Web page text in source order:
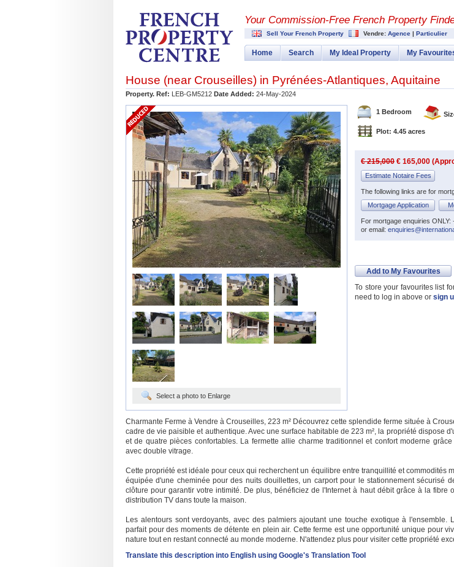
Your Commission-Free French Property
Sell Your French Property Vendre: Agence | Particulier
Home Search My Ideal Property My
House (near Crouseilles) in Pyrénées-Atlantiques, Aquitaine
Property. Ref: LEB-GM5212 Date Added: 24-May-2024
Select a photo to Enlarge
1 Bedroom
Plot: 4.45 acres
€ 215,000 € 165,000
Estimate Notaire Fees
The following links are for
Mortgage Application
For mortgage enquiries ONLY:
or email:
Add to My Favourites
To store your favourites list
need to log in above or sign
Charmante Ferme à Vendre à Crouseilles, 223 m² Découvrez cette splendide ferme située à
cadre de vie paisible et authentique. Avec une surface habitable de 223 m², la propriété dispose
et de quatre pièces confortables. La fermette allie charme traditionnel et confort moderne
avec double vitrage.
Cette propriété est idéale pour ceux qui recherchent un équilibre entre tranquillité et commodités
équipée d'une cheminée pour des nuits douillettes, un carport pour le stationnement sécurisé
clôture pour garantir votre intimité. De plus, bénéficiez de l'Internet à haut débit grâce à la fibre
distribution TV dans toute la maison.
Les alentours sont verdoyants, avec des palmiers ajoutant une touche exotique à l'ensemble.
parfait pour des moments de détente en plein air. Cette ferme est une opportunité unique pour
nature tout en restant connecté au monde moderne. N'attendez plus pour visiter cette propriété
Translate this description into English using Google's Translation Tool